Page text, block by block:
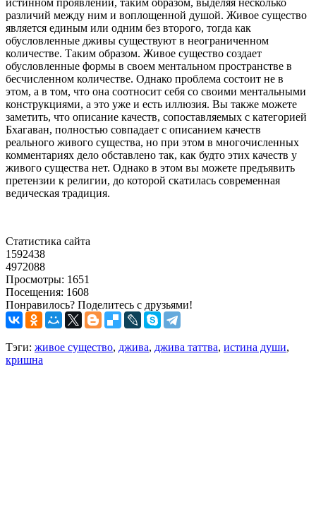
различий между ним и воплощенной душой. Живое существо
является единым или одним без второго, тогда как
обусловленные дживы существуют в неограниченном
количестве. Таким образом. Живое существо создает
обусловленные формы в своем ментальном пространстве в
бесчисленном количестве. Однако проблема состоит не в
этом, а в том, что она соотносит себя со своими ментальными
конструкциями, а это уже и есть иллюзия. Вы также можете
заметить, что описание качеств, сопоставляемых с категорией
Бхагаван, полностью совпадает с описанием качеств
реального живого существа, но при этом в многочисленных
комментариях дело обставлено так, как будто этих качеств у
живого существа нет. Однако в этом вы можете предъявить
претензии к религии, до которой скатилась современная
ведическая традиция.
Статистика сайта
1592438
4972088
Просмотры: 1651
Посещения: 1608
Понравилось? Поделитесь с друзьями!
Тэги: живое существо, джива, джива таттва, истина души,
кришна